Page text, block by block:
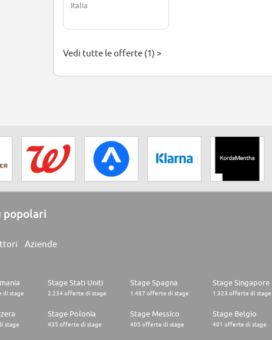
Italia
Vedi tutte le offerte (1) >
popolari
Aziende
di stage
Stage Stati Uniti
2.234 offerte di stage
Stage Spagna
1.487 offerte di stage
Stage Singapore
1.323 offerte di stage
stage
Stage Polonia
435 offerte di stage
Stage Messico
405 offerte di stage
Stage Belgio
401 offerte di stage